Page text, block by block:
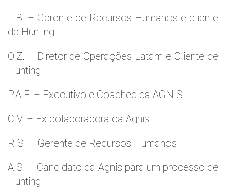
L.B. – Gerente de Recursos Humanos e cliente
de Hunting
O.Z. – Diretor de Operações Latam e Cliente de
Hunting
P.A.F. – Executivo e Coachee da AGNIS
C.V. – Ex colaboradora da Agnis
R.S. – Gerente de Recursos Humanos
A.S. – Candidato da Agnis para um processo de
Hunting